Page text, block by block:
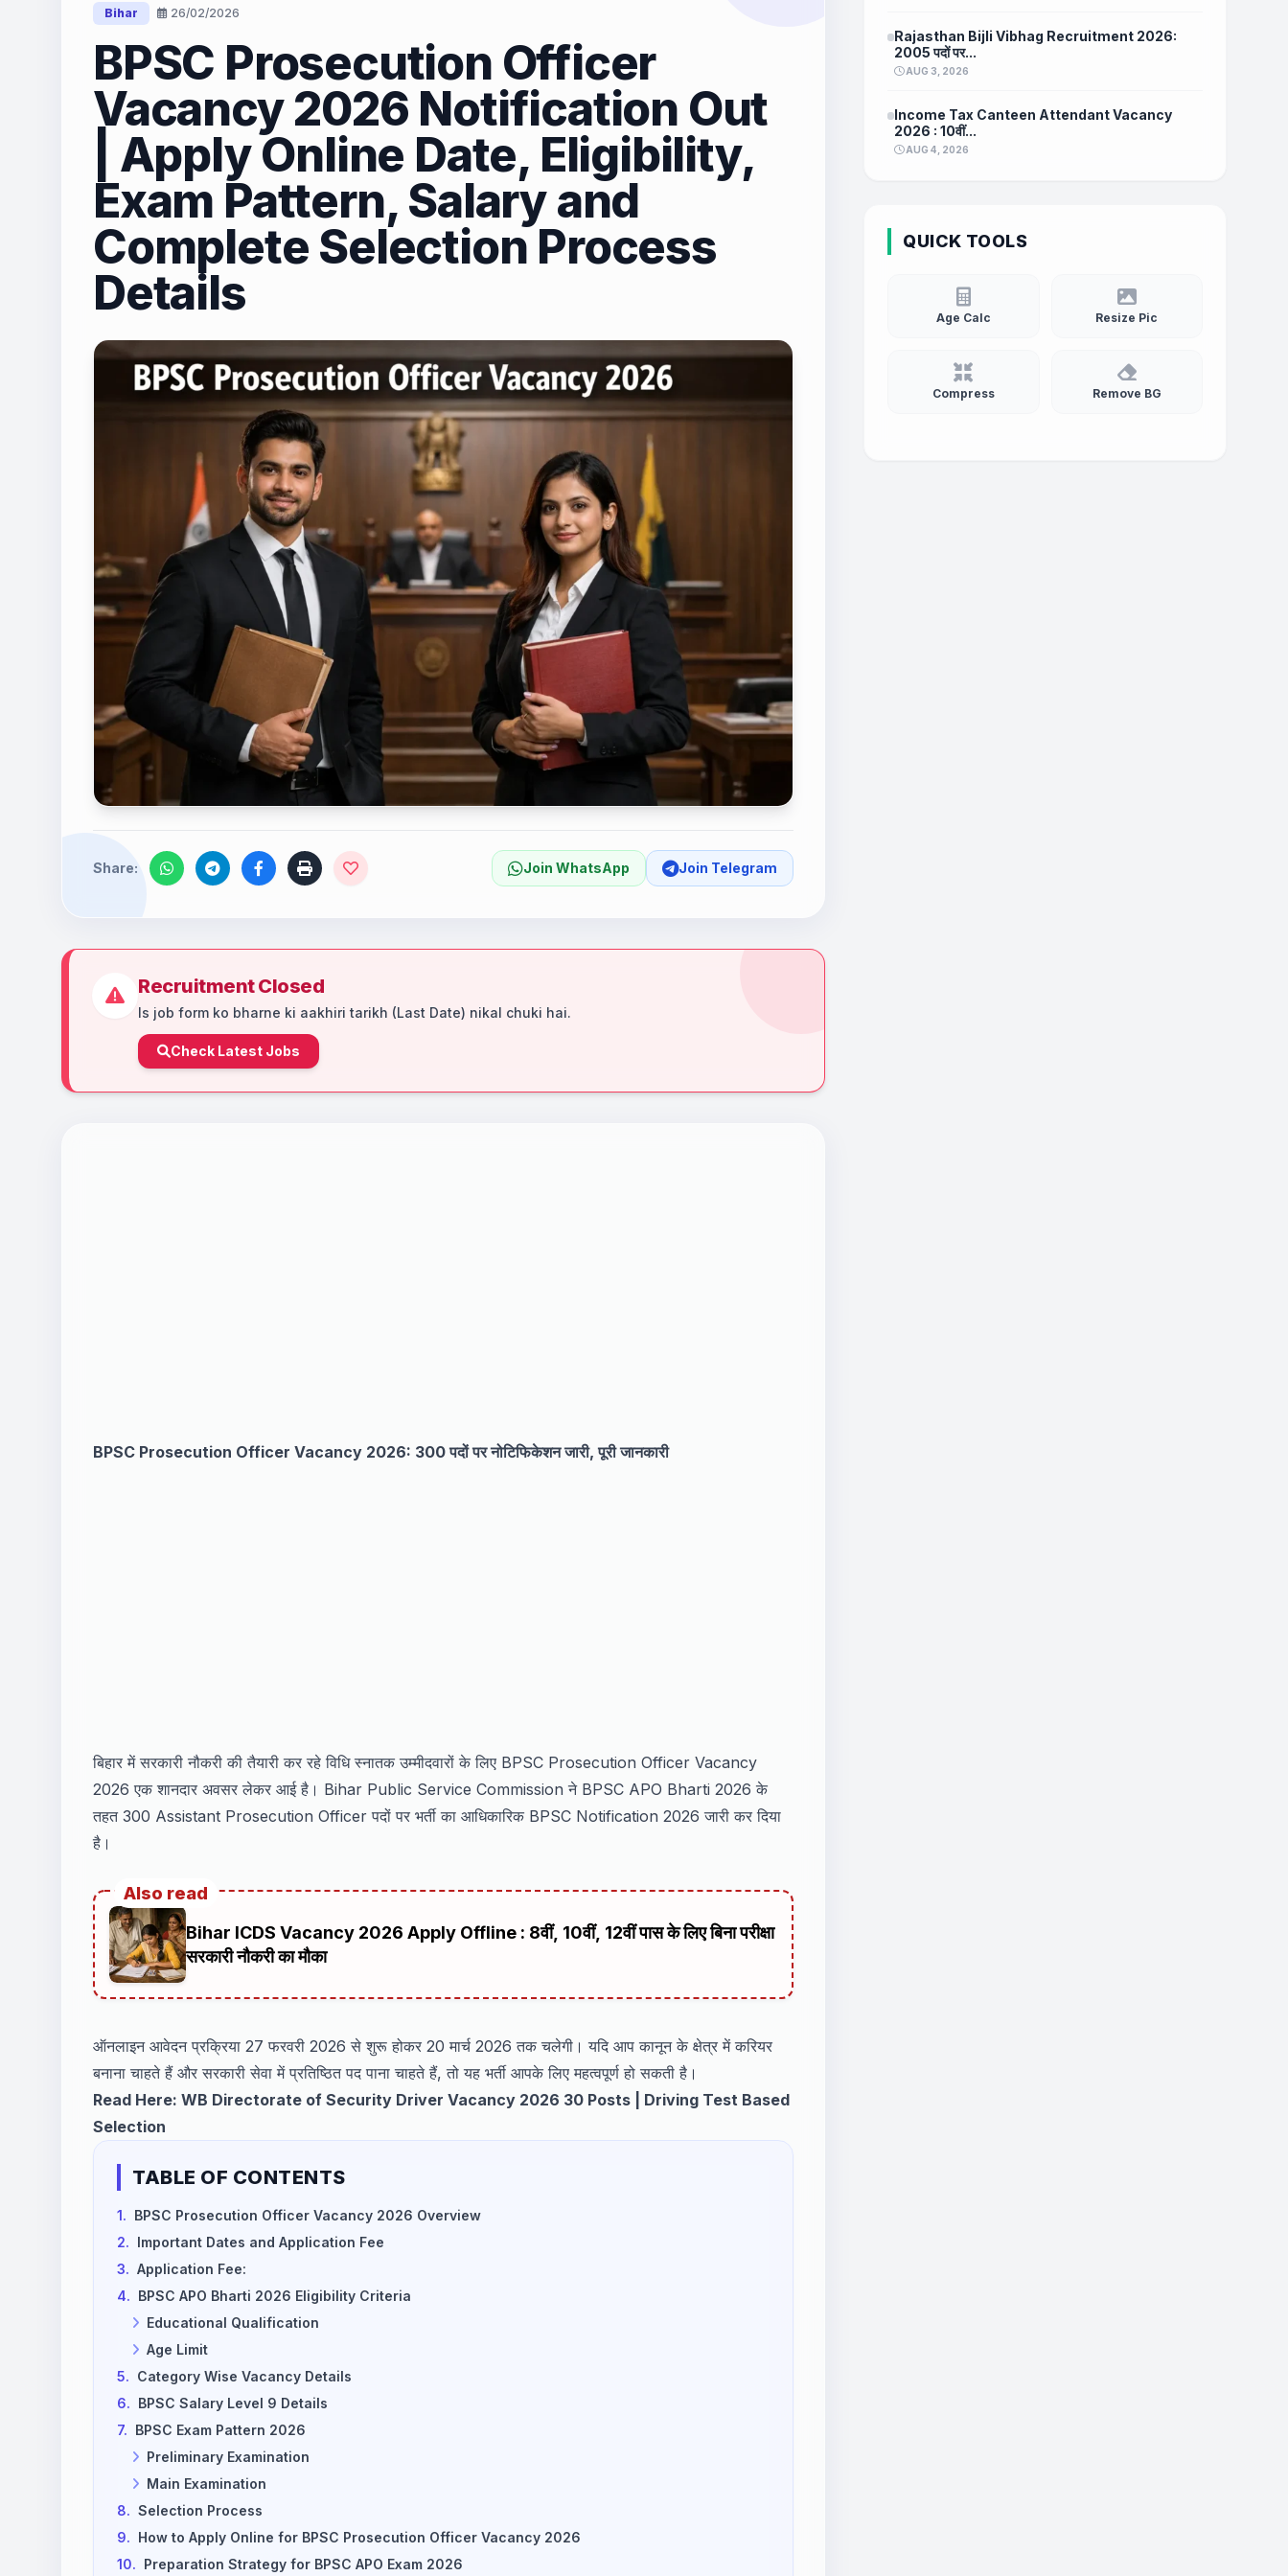
Bihar 26/02/2026
BPSC Prosecution Officer
Vacancy 2026 Notification Out
| Apply Online Date, Eligibility,
Exam Pattern, Salary and
Complete Selection Process
Details
Share: Join WhatsApp Join Telegram
Recruitment Closed
Is job form ko bharne ki aakhiri tarikh (Last Date) nikal chuki hai.
Check Latest Jobs
BPSC Prosecution Officer Vacancy 2026: 300 पदों पर नोटिफिकेशन जारी, पूरी जानकारी
बिहार में सरकारी नौकरी की तैयारी कर रहे विधि स्नातक उम्मीदवारों के लिए BPSC Prosecution Officer Vacancy
2026 एक शानदार अवसर लेकर आई है। Bihar Public Service Commission ने BPSC APO Bharti 2026 के
तहत 300 Assistant Prosecution Officer पदों पर भर्ती का आधिकारिक BPSC Notification 2026 जारी कर दिया
है।
Also read
Bihar ICDS Vacancy 2026 Apply Offline : 8वीं, 10वीं, 12वीं पास के लिए बिना परीक्षा
सरकारी नौकरी का मौका
ऑनलाइन आवेदन प्रक्रिया 27 फरवरी 2026 से शुरू होकर 20 मार्च 2026 तक चलेगी। यदि आप कानून के क्षेत्र में करियर
बनाना चाहते हैं और सरकारी सेवा में प्रतिष्ठित पद पाना चाहते हैं, तो यह भर्ती आपके लिए महत्वपूर्ण हो सकती है।
Read Here: WB Directorate of Security Driver Vacancy 2026 30 Posts | Driving Test Based
Selection
TABLE OF CONTENTS
1. BPSC Prosecution Officer Vacancy 2026 Overview
2. Important Dates and Application Fee
3. Application Fee:
4. BPSC APO Bharti 2026 Eligibility Criteria
Educational Qualification
Age Limit
5. Category Wise Vacancy Details
6. BPSC Salary Level 9 Details
7. BPSC Exam Pattern 2026
Preliminary Examination
Main Examination
8. Selection Process
9. How to Apply Online for BPSC Prosecution Officer Vacancy 2026
10. Preparation Strategy for BPSC APO Exam 2026
Rajasthan Bijli Vibhag Recruitment 2026:
2005 पदों पर...
AUG 3, 2026
Income Tax Canteen Attendant Vacancy
2026 : 10वीं...
AUG 4, 2026
QUICK TOOLS
Age Calc Resize Pic
Compress Remove BG